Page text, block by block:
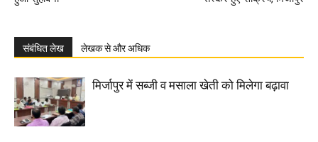
संबंधित लेख लेखक से और अधिक
मिर्जापुर में सब्जी व मसाला खेती को मिलेगा बढ़ावा